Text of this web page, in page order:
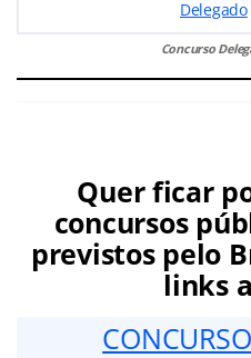
Delegado
Concurso
Quer ficar
concursos
previstos pelo
links